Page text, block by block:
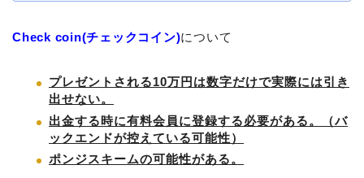
Check coin(チェックコイン)について
プレゼントされる10万円は数字だけで実際には引き
出せない。
出金する時に有料会員に登録する必要がある。（バ
ックエンドが控えている可能性）
ポンジスキームの可能性がある。